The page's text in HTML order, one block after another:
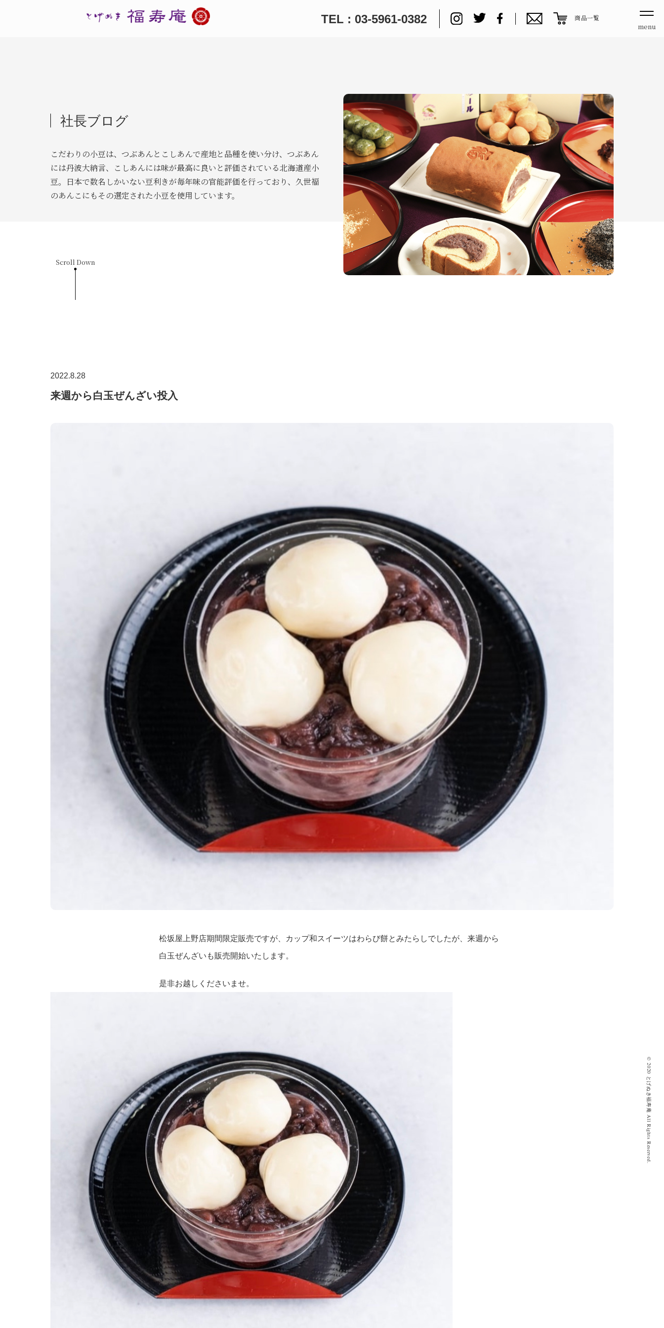
TEL : 03-5961-0382 商品一覧
menu
© 2020 とげぬき福寿庵 All Rights Reserved.
社長ブログ
こだわりの小豆は、つぶあんとこしあんで産地と品種を使い分け、つぶあん
には丹波大納言、こしあんには味が最高に良いと評価されている北海道産小
豆。日本で数名しかいない豆利きが毎年味の官能評価を行っており、久世福
のあんこにもその選定された小豆を使用しています。
Scroll Down
2022.8.28
来週から白玉ぜんざい投入
松坂屋上野店期間限定販売ですが、カップ和スイーツはわらび餅とみたらしでしたが、来週から
白玉ぜんざいも販売開始いたします。
是非お越しくださいませ。